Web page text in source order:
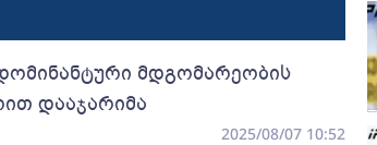
მდგომარეობის
დააჯარიმა
2025/08/07 10:52